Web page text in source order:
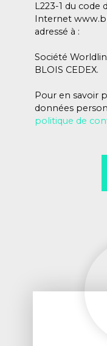
L223-1 du code
Internet
adressé à :
Société
BLOIS CEDEX.
Pour en savoir
données
politique de